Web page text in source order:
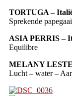
TORTUGA –
Sprekende papegaai
ASIA PERRIS –
Equilibre
MELANY
Lucht – water –